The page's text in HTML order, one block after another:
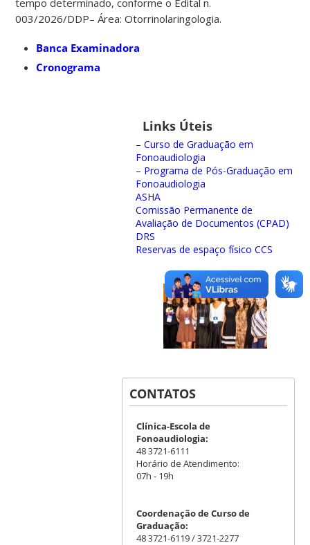
003/2026/DDP– Área: Otorrinolaringologia.
Banca Examinadora
Cronograma
Links Úteis
– Curso de Graduação em
Fonoaudiologia
– Programa de Pós-Graduação em
Fonoaudiologia
ASHA
Comissão Permanente de
Avaliação de Documentos (CPAD)
DRS
Reservas de espaço físico CCS
CONTATOS
Clínica-Escola de
Fonoaudiologia:
48 3721-6111
Horário de Atendimento:
07h - 19h
Coordenação de Curso de
Graduação:
48 3721-6119 / 3721-2277